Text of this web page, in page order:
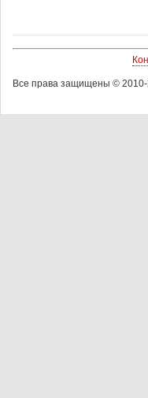
Все права защищены ©